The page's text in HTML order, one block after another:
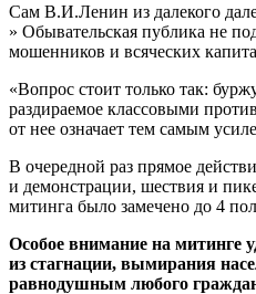
Сам В.И.Ленин из далекого
» Обывательская публика не
мошенников и всяческих
«Вопрос стоит только так:
раздираемое классовыми
от нее означает тем самым
В очередной раз прямое
и демонстрации, шествия и
митинга было замечено до 4
Особое внимание на митинге
из стагнации, вымирания
равнодушным любого